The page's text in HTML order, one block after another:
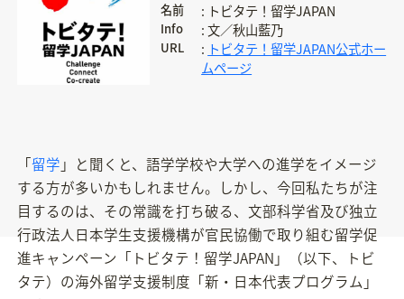
名前 トビタテ！留学JAPAN
Info 文／秋山藍乃
URL
トビタテ！留学JAPAN公式ホー
ムページ
「留学 」と聞くと、語学学校や大学への進学をイメージ
する方が多いかもしれません。しかし、今回私たちが注
目するのは、その常識を打ち破る、文部科学省及び独立
行政法人日本学生支援機構が官民協働で取り組む留学促
進キャンペーン「トビタテ！留学JAPAN」（以下、トビ
タテ）の海外留学支援制度「新・日本代表プログラム」